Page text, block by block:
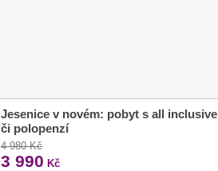
Jesenice v novém: pobyt s all inclusive
či polopenzí
4 980 Kč
3 990 Kč